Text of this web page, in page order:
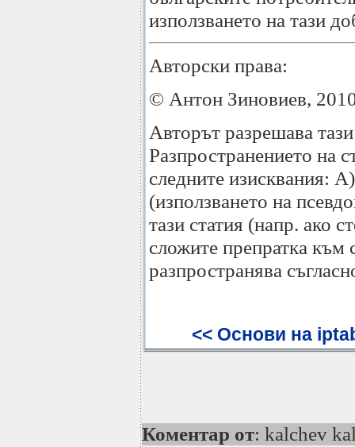
използването на тази
Авторски права:
© Антон Зиновиев,
Авторът разрешава
Разпространението на
следните изисквания:
(използването на
тази статия (напр. ако
сложите препратка към
разпространява
<< Основи на
Коментар от: kalchev